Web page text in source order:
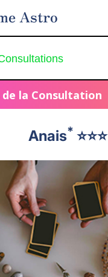
Astro
la Consultation
Anais* ⭐️⭐️⭐️